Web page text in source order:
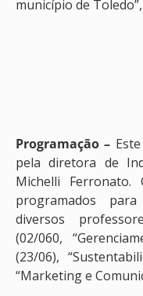
município de
Programação –
pela diretora de
Michelli
programados
diversos
(02/060,
(23/06),
“Marketing e